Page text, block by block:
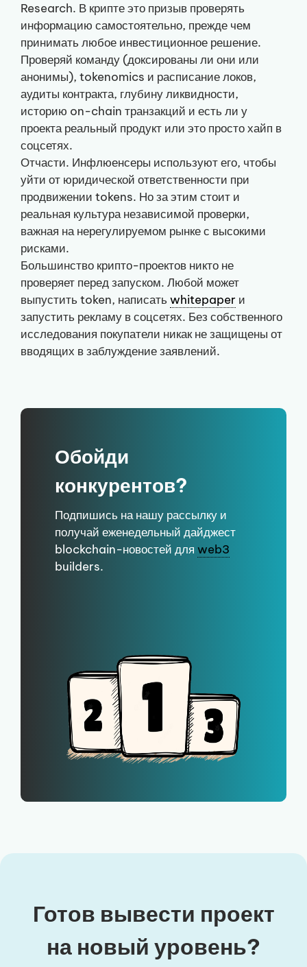
Research. В крипте это призыв проверять
информацию самостоятельно, прежде чем
принимать любое инвестиционное решение.
Проверяй команду (доксированы ли они или
анонимы), tokenomics и расписание локов,
аудиты контракта, глубину ликвидности,
историю on-chain транзакций и есть ли у
проекта реальный продукт или это просто хайп в
соцсетях.
Отчасти. Инфлюенсеры используют его, чтобы
уйти от юридической ответственности при
продвижении tokens. Но за этим стоит и
реальная культура независимой проверки,
важная на нерегулируемом рынке с высокими
рисками.
Большинство крипто-проектов никто не
проверяет перед запуском. Любой может
выпустить token, написать whitepaper и
запустить рекламу в соцсетях. Без собственного
исследования покупатели никак не защищены от
вводящих в заблуждение заявлений.
Обойди
конкурентов?
Подпишись на нашу рассылку и
получай еженедельный дайджест
blockchain-новостей для web3
builders.
Готов вывести проект
на новый уровень?